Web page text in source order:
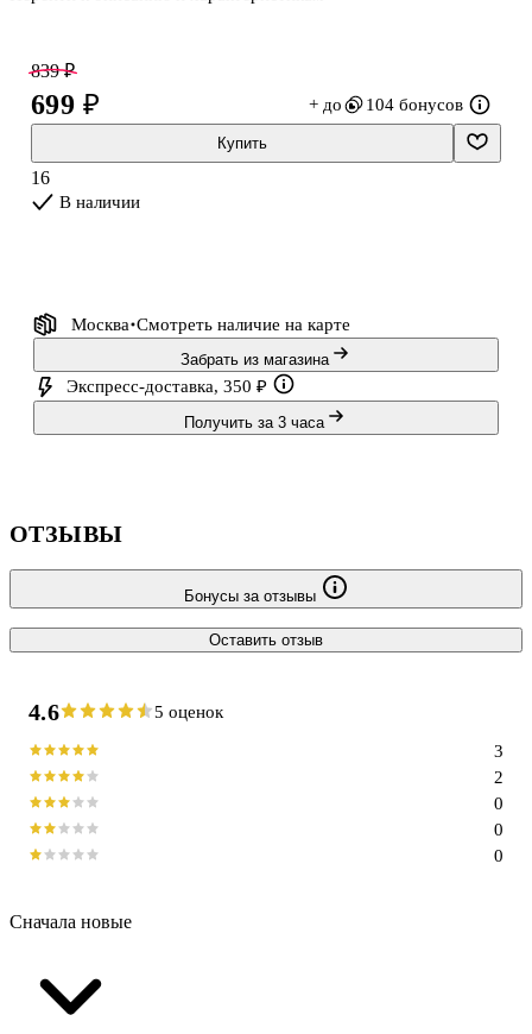
уникальный документ эпохи и тонкая психологическая хроника.
В них нет ни казачьей темы, ни политики. Вместо этого –
детальные сводки о боевых операциях, точные зарисовки
армейского быта и трезвый анализ морального духа войск. За
этими строками встает образ глубоко русского человека и
839 ₽
699 ₽ + до 104 бонусов
Купить
16
В наличии
Москва Смотреть наличие на карте
Забрать из магазина
Экспресс-доставка, 350 ₽
Получить за 3 часа
ОТЗЫВЫ
Бонусы за отзывы
Оставить отзыв
4.6 5 оценок
0
0
0
2
3
Сначала новые